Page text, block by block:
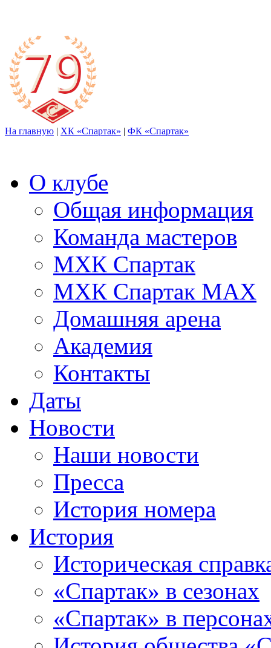
На главную | ХК «Спартак» | ФК «Спартак»
О клубе
Общая информация
Команда мастеров
МХК Спартак
МХК Спартак МАХ
Домашняя арена
Академия
Контакты
Даты
Новости
Наши новости
Пресса
История номера
История
Историческая
«Спартак» в сезонах
«Спартак» в